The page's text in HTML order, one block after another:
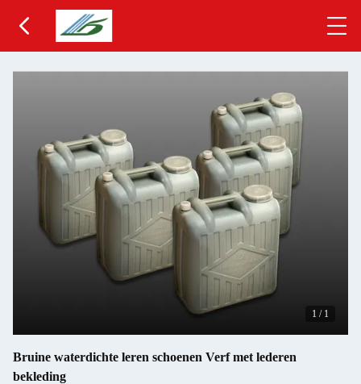
1 / 1
Bruine waterdichte leren schoenen Verf met lederen
bekleding